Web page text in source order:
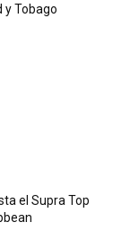
y Tobago
el Supra Top